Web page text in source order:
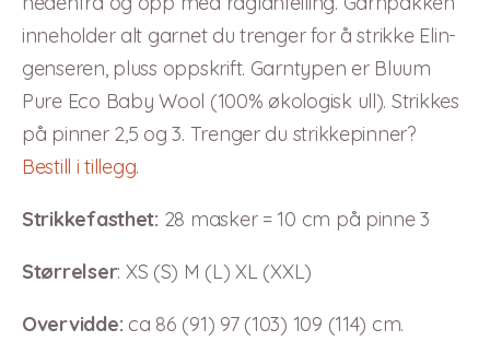
inneholder alt garnet du trenger for å strikke Elin-
genseren, pluss oppskrift. Garntypen er Bluum
Pure Eco Baby Wool (100% økologisk ull). Strikkes
på pinner 2,5 og 3. Trenger du strikkepinner?
Bestill i tillegg.
Strikkefasthet: 28 masker = 10 cm på pinne 3
Størrelser: XS (S) M (L) XL (XXL)
Overvidde: ca 86 (91) 97 (103) 109 (114) cm.